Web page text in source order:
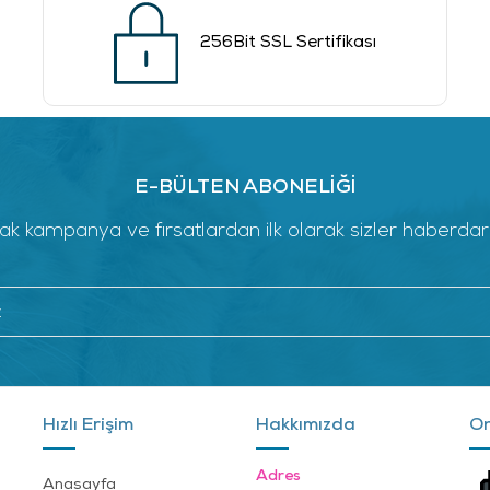
256Bit SSL Sertifikası
E-BÜLTEN ABONELİĞİ
kampanya ve fırsatlardan ilk olarak sizler haberdar
Hızlı Erişim
Anasayfa
Hakkımızda
Adres